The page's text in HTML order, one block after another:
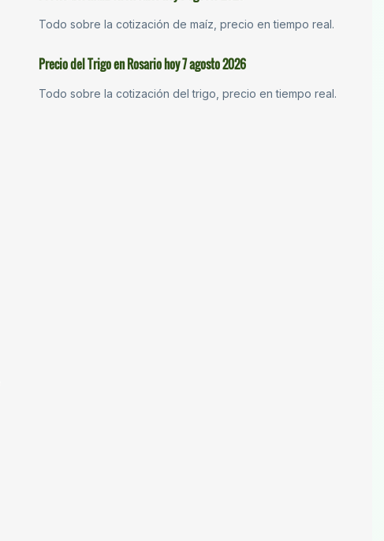
Todo sobre la cotización de maíz, precio en tiempo real.
Precio del Trigo en Rosario hoy 7 agosto 2026
Todo sobre la cotización del trigo, precio en tiempo real.